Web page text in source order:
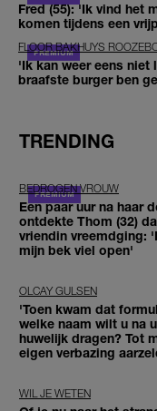
Fred (55): 'Ik vind het
komen tijdens een
FLOOR BAKHUYS
'Ik kan weer eens niet
braafste burger ben
TRENDING
BEDROGEN VROUW
Een paar uur na haar
ontdekte Thom (32)
vriendin vreemdging:
mijn bek viel open'
OLCAY GULSEN
'Toen kwam dat
welke naam wilt u na
huwelijk dragen? Tot
eigen verbazing
WIL JE WETEN